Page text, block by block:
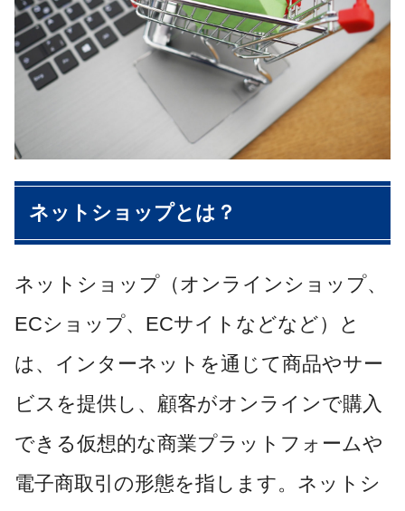
ネットショップとは？
ネットショップ（オンラインショップ、
ECショップ、ECサイトなどなど）と
は、インターネットを通じて商品やサー
ビスを提供し、顧客がオンラインで購入
できる仮想的な商業プラットフォームや
電子商取引の形態を指します。ネットシ